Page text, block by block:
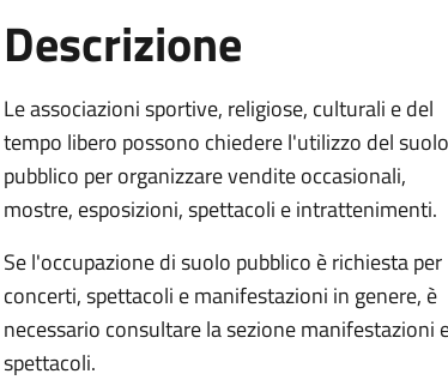
Descrizione
Le associazioni sportive, religiose, culturali e del
tempo libero possono chiedere l'utilizzo del suolo
pubblico per organizzare vendite occasionali,
mostre, esposizioni, spettacoli e intrattenimenti.
Se l'occupazione di suolo pubblico è richiesta per
concerti, spettacoli e manifestazioni in genere, è
necessario consultare la sezione manifestazioni
spettacoli.